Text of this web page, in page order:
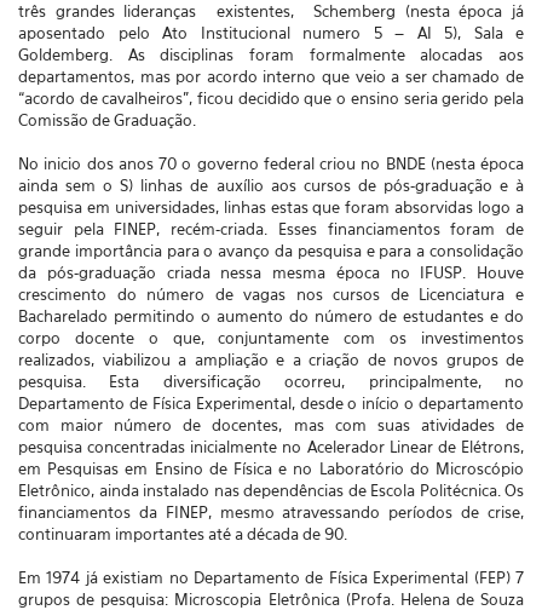
três grandes lideranças existentes, Schemberg (nesta época já
aposentado pelo Ato Institucional numero 5 – AI 5), Sala e
Goldemberg. As disciplinas foram formalmente alocadas aos
departamentos, mas por acordo interno que veio a ser chamado de
“acordo de cavalheiros”, ficou decidido que o ensino seria gerido pela
Comissão de Graduação.
No inicio dos anos 70 o governo federal criou no BNDE (nesta época
ainda sem o S) linhas de auxílio aos cursos de pós-graduação e à
pesquisa em universidades, linhas estas que foram absorvidas logo a
seguir pela FINEP, recém-criada. Esses financiamentos foram de
grande importância para o avanço da pesquisa e para a consolidação
da pós-graduação criada nessa mesma época no IFUSP. Houve
crescimento do número de vagas nos cursos de Licenciatura e
Bacharelado permitindo o aumento do número de estudantes e do
corpo docente o que, conjuntamente com os investimentos
realizados, viabilizou a ampliação e a criação de novos grupos de
pesquisa. Esta diversificação ocorreu, principalmente, no
Departamento de Física Experimental, desde o início o departamento
com maior número de docentes, mas com suas atividades de
pesquisa concentradas inicialmente no Acelerador Linear de Elétrons,
em Pesquisas em Ensino de Física e no Laboratório do Microscópio
Eletrônico, ainda instalado nas dependências de Escola Politécnica. Os
financiamentos da FINEP, mesmo atravessando períodos de crise,
continuaram importantes até a década de 90.
Em 1974 já existiam no Departamento de Física Experimental (FEP) 7
grupos de pesquisa: Microscopia Eletrônica (Profa. Helena de Souza